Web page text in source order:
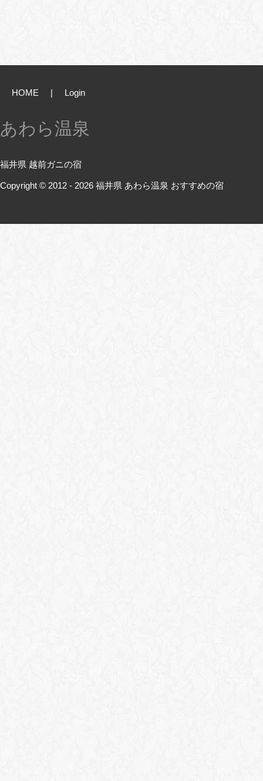
HOME | Login
あわら温泉
福井県 越前ガニの宿
Copyright © 2012 - 2026 福井県 あわら温泉 おすすめの宿